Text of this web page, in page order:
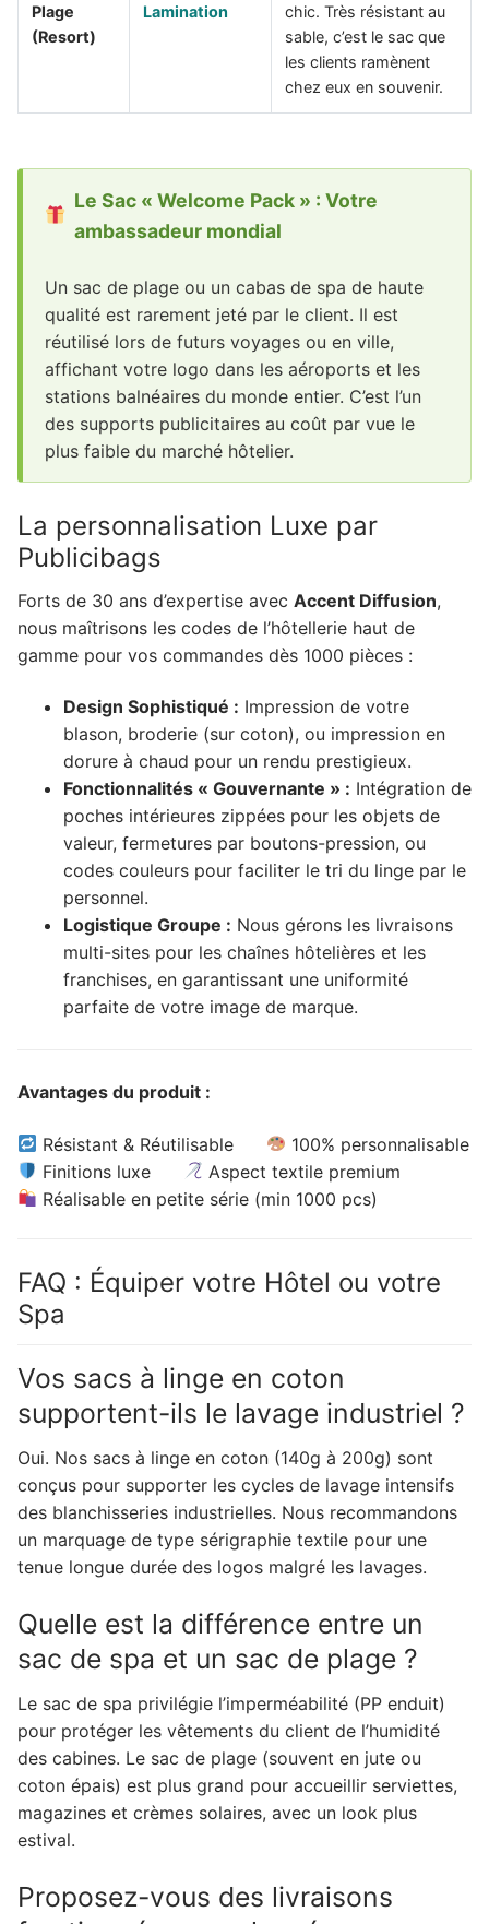
Plage
(Resort)
Lamination
chic. Très résistant au
sable, c’est le sac que
les clients ramènent
chez eux en souvenir.
Le Sac « Welcome Pack » : Votre
ambassadeur mondial
Un sac de plage ou un cabas de spa de haute
qualité est rarement jeté par le client. Il est
réutilisé lors de futurs voyages ou en ville,
affichant votre logo dans les aéroports et les
stations balnéaires du monde entier. C’est l’un
des supports publicitaires au coût par vue le
plus faible du marché hôtelier.
La personnalisation Luxe par
Publicibags
Forts de 30 ans d’expertise avec Accent Diffusion,
nous maîtrisons les codes de l’hôtellerie haut de
gamme pour vos commandes dès 1000 pièces :
Design Sophistiqué : Impression de votre
blason, broderie (sur coton), ou impression en
dorure à chaud pour un rendu prestigieux.
Fonctionnalités « Gouvernante » : Intégration de
poches intérieures zippées pour les objets de
valeur, fermetures par boutons-pression, ou
codes couleurs pour faciliter le tri du linge par le
personnel.
Logistique Groupe : Nous gérons les livraisons
multi-sites pour les chaînes hôtelières et les
franchises, en garantissant une uniformité
parfaite de votre image de marque.
Avantages du produit :
Résistant & Réutilisable
100% personnalisable
Finitions luxe
Aspect textile premium
Réalisable en petite série (min 1000 pcs)
FAQ : Équiper votre Hôtel ou votre
Spa
Vos sacs à linge en coton
supportent-ils le lavage industriel ?
Oui. Nos sacs à linge en coton (140g à 200g) sont
conçus pour supporter les cycles de lavage intensifs
des blanchisseries industrielles. Nous recommandons
un marquage de type sérigraphie textile pour une
tenue longue durée des logos malgré les lavages.
Quelle est la différence entre un
sac de spa et un sac de plage ?
Le sac de spa privilégie l’imperméabilité (PP enduit)
pour protéger les vêtements du client de l’humidité
des cabines. Le sac de plage (souvent en jute ou
coton épais) est plus grand pour accueillir serviettes,
magazines et crèmes solaires, avec un look plus
estival.
Proposez-vous des livraisons